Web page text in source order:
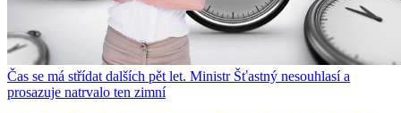
Čas se má střídat dalších pět let. Ministr Šťastný nesouhlasí a
prosazuje natrvalo ten zimní